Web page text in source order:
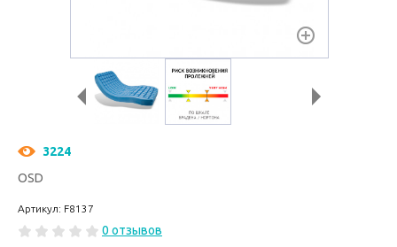
3224
OSD
Артикул: F8137
0 отзывов